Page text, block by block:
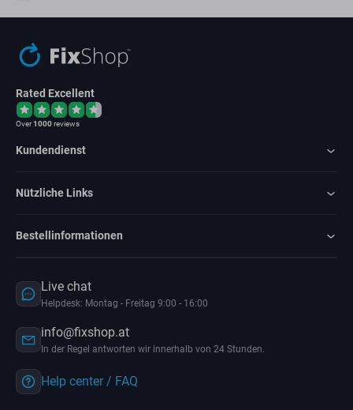
Rated Excellent
Over1000reviews
Kundendienst
Nützliche Links
Bestellinformationen
Live chat
Helpdesk: Montag - Freitag 9:00 - 16:00
info@fixshop.at
In der Regel antworten wir innerhalb von 24 Stunden.
Help center / FAQ